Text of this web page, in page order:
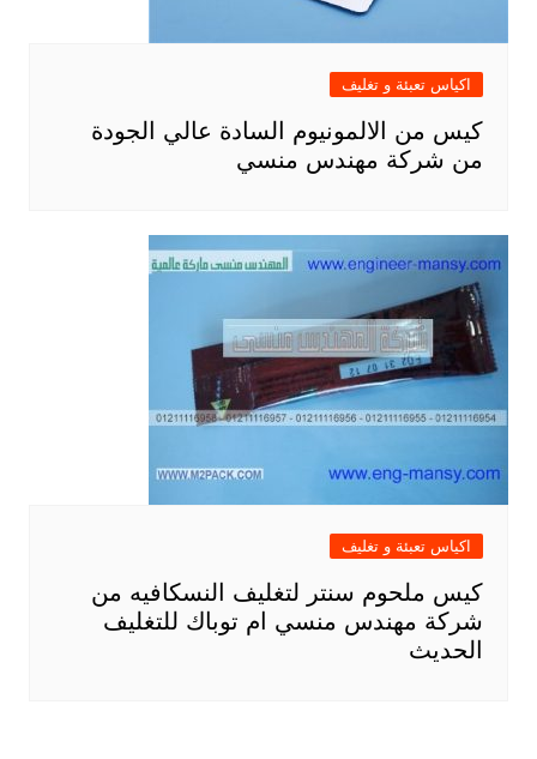
اكياس تعبئة و تغليف
كيس من الالمونيوم السادة عالي الجودة
من شركة مهندس منسي
اكياس تعبئة و تغليف
كيس ملحوم سنتر لتغليف النسكافيه من
شركة مهندس منسي ام توباك للتغليف
الحديث